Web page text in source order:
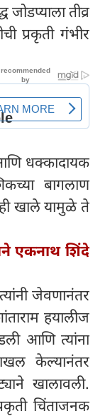
तीव्र
प्रकृती गंभीर
आणि धक्कादायक
बागलाण
खाले यामुळे ते
एकनाथ शिंदे
जेवणानंतर
हयालीज
आणि त्यांना
केल्यानंतर
खालावली.
चिंताजनक